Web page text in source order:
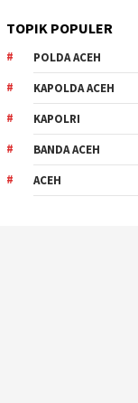
TOPIK POPULER
POLDA ACEH
KAPOLDA ACEH
KAPOLRI
BANDA ACEH
ACEH